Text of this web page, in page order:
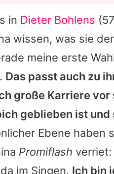
in Dieter Bohlens
wissen, was sie
meine erste
Das passt auch zu
große Karriere vor
geblieben ist und
Ebene haben
Promiflash verriet:
im Singen. Ich bin